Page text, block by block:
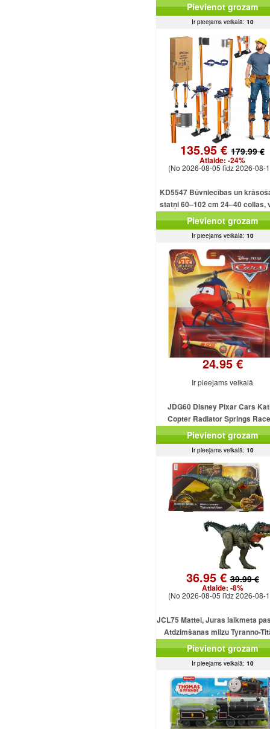
Pievienot grozam
Ir pieejams veikalā: 10
135.95 € 179.99 €
Atlaide: -24%
(No 2026-08-05 līdz 2026-08-
KD5547 Būvniecības un
statņi 60–102 cm 24–40 collas,
alumīnija
Pievienot grozam
Ir pieejams veikalā: 10
24.95 €
Ir pieejams veikalā
JDG60 Disney Pixar Cars
Copter Radiator Springs
Rescue MATTEL
Pievienot grozam
Ir pieejams veikalā: 10
36.95 €39.99 €
Atlaide: -8%
(No 2026-08-05 līdz 2026-08-
JCL75 Mattel, Juras laikmeta
Atdzimšanas milzu Tyranno-
uzbrukuma dinozaura
Pievienot grozam
Ir pieejams veikalā: 10